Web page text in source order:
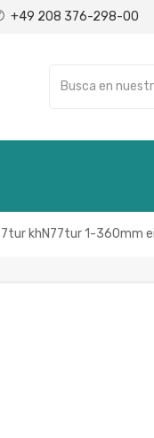
+49 208 376-298-00
khN77tur 1-360mm